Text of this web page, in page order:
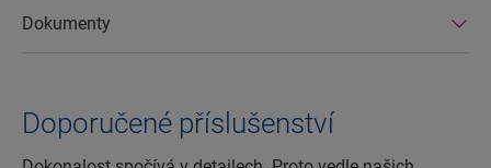
Dokumenty
Doporučené příslušenství